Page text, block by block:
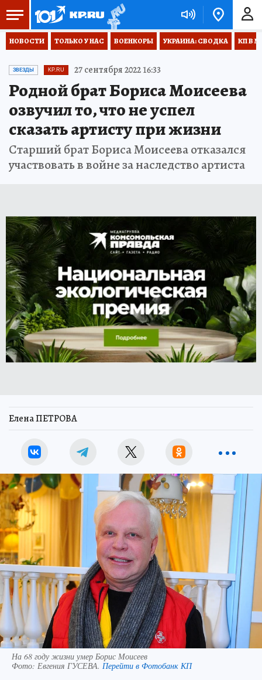
НОВОСТИ ТОЛЬКО У НАС ВОЕНКОРЫ УКРАИНА: СВОДКА КП В
ЗВЕЗДЫ KP.RU 27 сентября 2022 16:33
Родной брат Бориса Моисеева
озвучил то, что не успел
сказать артисту при жизни
Старший брат Бориса Моисеева отказался
участвовать в войне за наследство артиста
Елена ПЕТРОВА
На 68 году жизни умер Борис Моисеев
Фото: Евгения ГУСЕВА. Перейти в Фотобанк КП